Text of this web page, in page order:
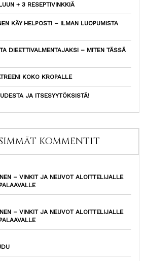
+ 3 RESEPTIVINKKIÄ
KÄY HELPOSTI – ILMAN LUOPUMISTA
DIEETTIVALMENTAJAKSI – MITEN TÄSSÄ
KOKO KROPALLE
JA ITSESYYTÖKSISTÄ!
KOMMENTIT
– VINKIT JA NEUVOT ALOITTELIJALLE
– VINKIT JA NEUVOT ALOITTELIJALLE